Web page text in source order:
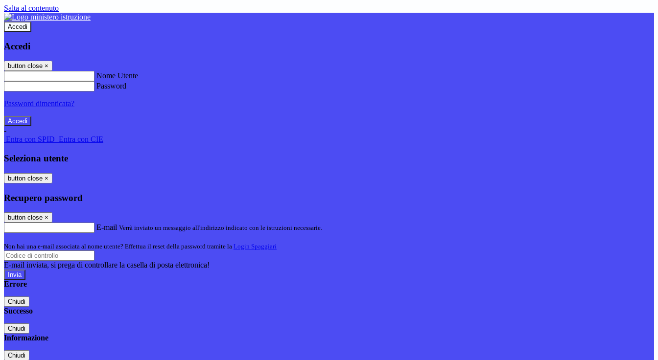
Salta al contenuto
Accedi
Accedi
button close ×
Nome Utente
Password
Password dimenticata?
-
Entra con SPID Entra con CIE
Seleziona utente
button close ×
Recupero password
button close ×
E-mail Verrà inviato un messaggio all'indirizzo indicato con le istruzioni necessarie.
Non hai una e-mail associata al nome utente? Effettua il reset della password tramite la Login Spaggiari
E-mail inviata, si prega di controllare la casella di posta elettronica!
Errore
Chiudi
Successo
Chiudi
Informazione
Chiudi